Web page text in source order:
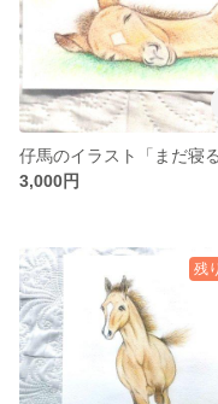
3,000円
残